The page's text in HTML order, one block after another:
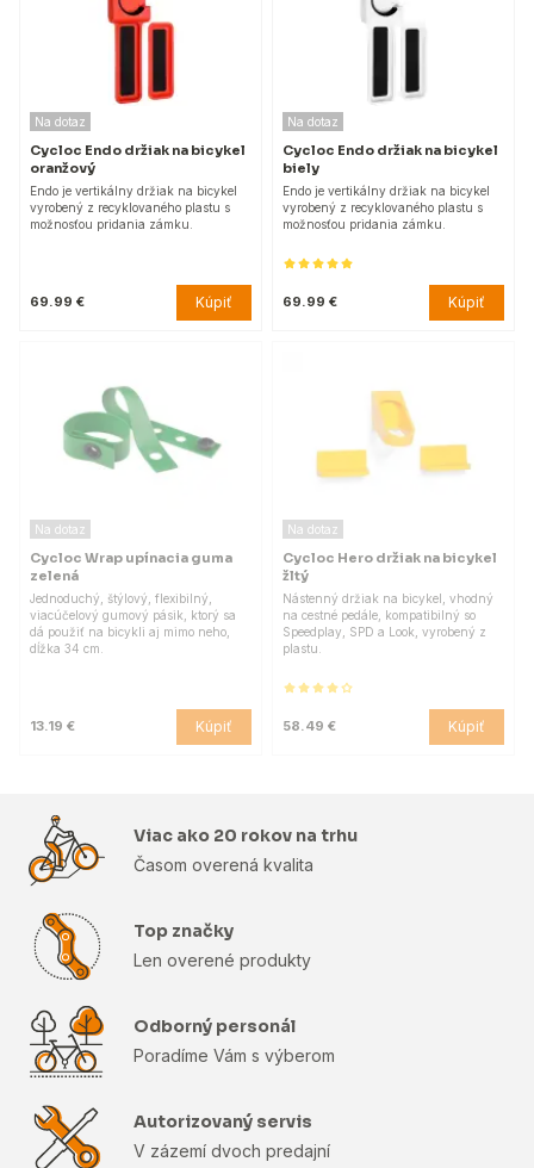
Na dotaz
Cycloc Endo držiak na bicykel
oranžový
Endo je vertikálny držiak na bicykel
vyrobený z recyklovaného plastu s
možnosťou pridania zámku.
69.99 € Kúpiť
Na dotaz
Cycloc Endo držiak na bicykel
biely
Endo je vertikálny držiak na bicykel
vyrobený z recyklovaného plastu s
možnosťou pridania zámku.
69.99 € Kúpiť
Na dotaz
Cycloc Wrap upínacia guma
zelená
Jednoduchý, štýlový, flexibilný,
viacúčelový gumový pásik, ktorý sa
dá použiť na bicykli aj mimo neho,
dĺžka 34 cm.
13.19 € Kúpiť
Na dotaz
Cycloc Hero držiak na bicykel
žltý
Nástenný držiak na bicykel, vhodný
na cestné pedále, kompatibilný so
Speedplay, SPD a Look, vyrobený z
plastu.
58.49 € Kúpiť
Viac ako 20 rokov na trhu
Časom overená kvalita
Top značky
Len overené produkty
Odborný personál
Poradíme Vám s výberom
Autorizovaný servis
V zázemí dvoch predajní